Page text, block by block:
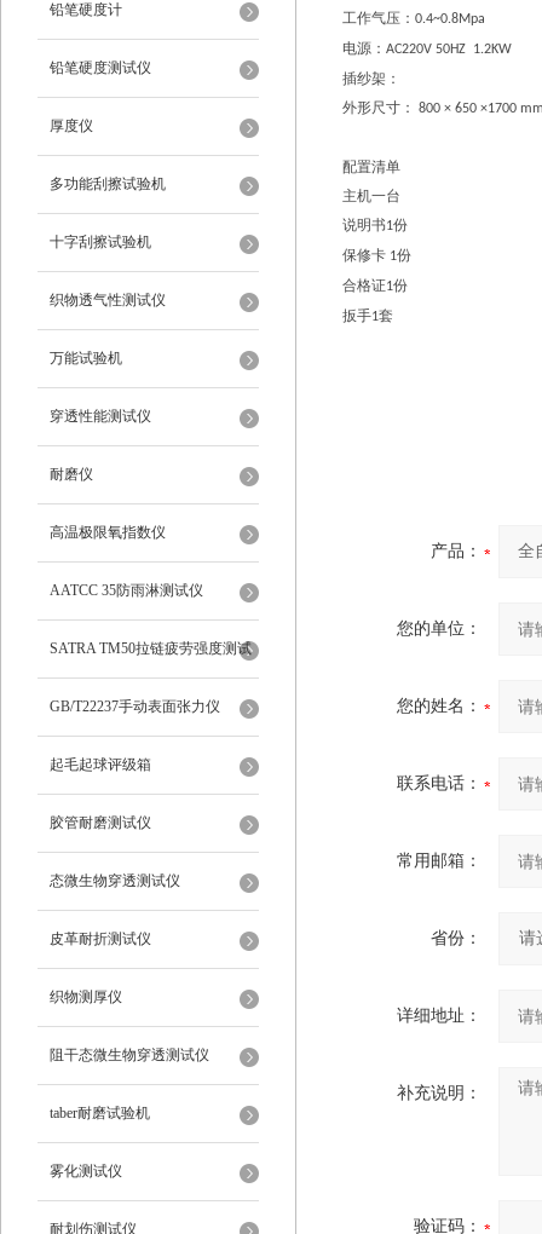
铅笔硬度计
铅笔硬度测试仪
厚度仪
多功能刮擦试验机
十字刮擦试验机
织物透气性测试仪
万能试验机
穿透性能测试仪
耐磨仪
高温极限氧指数仪
AATCC 35防雨淋测试仪
SATRA TM50拉链疲劳强度测试
仪
GB/T22237手动表面张力仪
起毛起球评级箱
胶管耐磨测试仪
态微生物穿透测试仪
皮革耐折测试仪
织物测厚仪
阻干态微生物穿透测试仪
taber耐磨试验机
雾化测试仪
耐划伤测试仪
工作气压 ： 0.4~0.8Mpa
电源： AC220V 50HZ 1.2KW
插纱架：
外形尺寸：
800 × 650 ×1700
配置清单
主机一台
说明书1份
保修卡 1份
合格证1份
扳手1套
产品：
您的单位：
您的姓名：
联系电话：
常用邮箱：
省份：
详细地址：
补充说明：
验证码：